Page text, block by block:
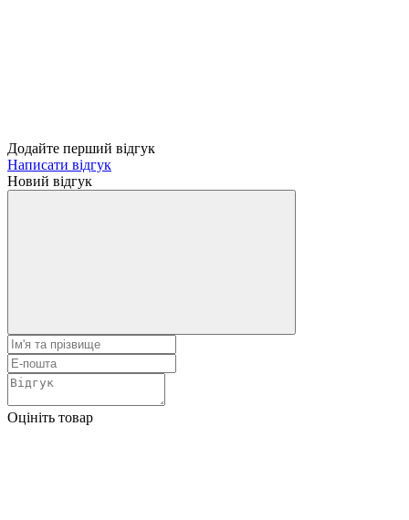
Додайте перший відгук
Написати відгук
Новий відгук
Оцініть товар